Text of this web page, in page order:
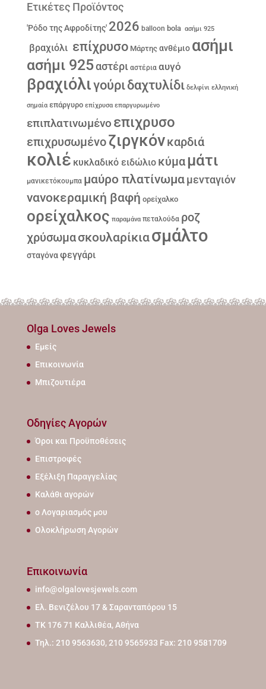
Ετικέτες Προϊόντος
'Ρόδο της Αφροδίτης' 2026 balloon bola ασήμι 925
βραχιόλι επίχρυσο Μάρτης ανθέμιο ασήμι
ασήμι 925αστέρι αστέρια αυγό
βραχιόλιγούριδαχτυλίδι δελφίνι ελληνική
σημαία επάργυρο επίχρυσα επαργυρωμένο
επιπλατινωμένο επιχρυσο
επιχρυσωμένοζιργκόνκαρδιά
κολιέ κυκλαδικό ειδώλιο κύμα μάτι
μανικετόκουμπα μαύρο πλατίνωμα μενταγιόν
νανοκεραμική βαφή ορείχαλκο
ορείχαλκος παραμάνα πεταλούδα ροζ
χρύσωμασκουλαρίκιασμάλτο
σταγόνα φεγγάρι
Olga Loves Jewels
Εμείς
Επικοινωνία
Μπιζουτιέρα
Οδηγίες Αγορών
Όροι και Προϋποθέσεις
Επιστροφές
Εξέλιξη Παραγγελίας
Καλάθι αγορών
ο Λογαριασμός μου
Ολοκλήρωση Αγορών
Επικοινωνία
info@olgalovesjewels.com
Ελ. Βενιζέλου 17 & Σαρανταπόρου 15
ΤΚ 176 71 Καλλιθέα, Αθήνα
Τηλ.: 210 9563630, 210 9565933 Fax: 210 9581709